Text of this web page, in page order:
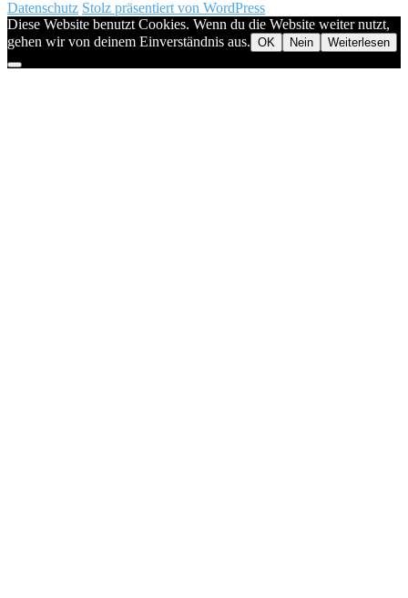
Datenschutz Stolz präsentiert von WordPress
Diese Website benutzt Cookies. Wenn du die Website weiter nutzt,
gehen wir von deinem Einverständnis aus. OK Nein Weiterlesen